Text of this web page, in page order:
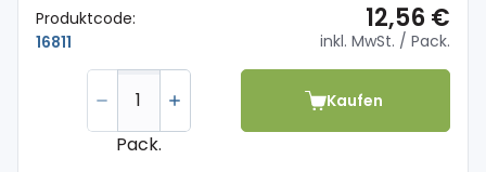
Produktcode:
16811
12,56 €
inkl. MwSt. / Pack.
Pack.
Kaufen